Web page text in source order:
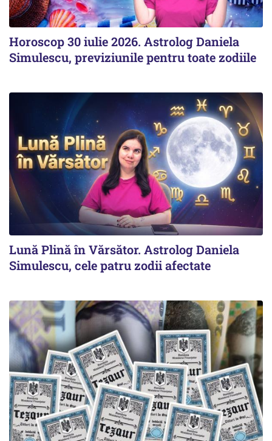
Horoscop 30 iulie 2026. Astrolog Daniela
Simulescu, previziunile pentru toate zodiile
Lună Plină în Vărsător. Astrolog Daniela
Simulescu, cele patru zodii afectate